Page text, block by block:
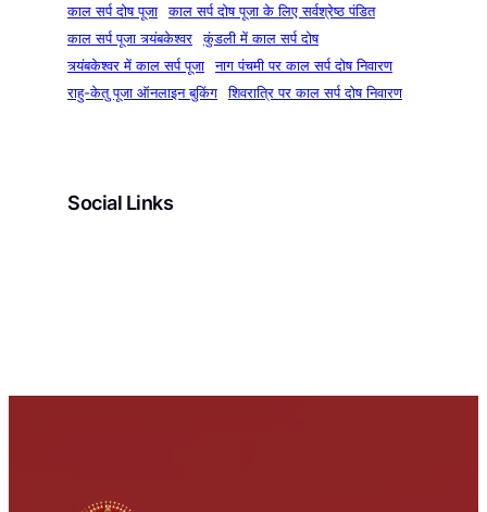
काल सर्प दोष पूजा
काल सर्प दोष पूजा के लिए सर्वश्रेष्ठ पंडित
काल सर्प पूजा त्र्यंबकेश्वर
कुंडली में काल सर्प दोष
त्र्यंबकेश्वर में काल सर्प पूजा
नाग पंचमी पर काल सर्प दोष निवारण
राहु-केतु पूजा ऑनलाइन बुकिंग
शिवरात्रि पर काल सर्प दोष निवारण
Social Links